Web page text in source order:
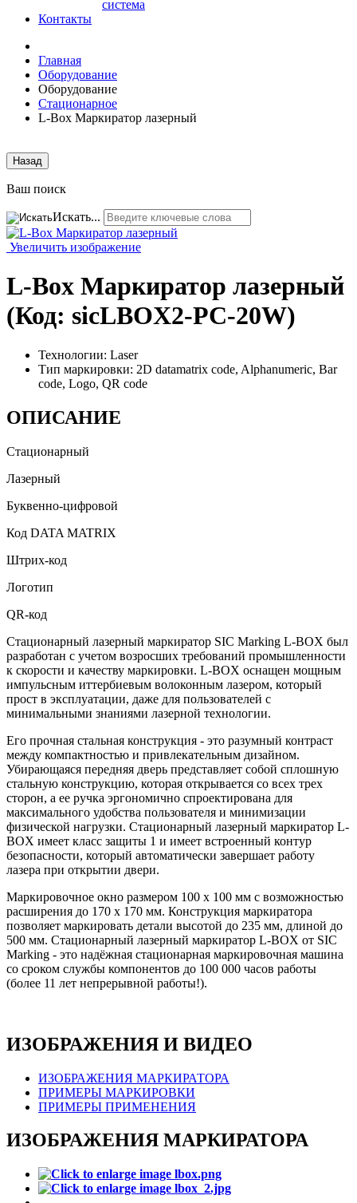
система
Контакты
Главная
Оборудование
Оборудование
Стационарное
L-Box Маркиратор лазерный
Назад
Ваш поиск
Искать...
Увеличить изображение
L-Box Маркиратор лазерный
(Код: sicLBOX2-PC-20W)
Технологии: Laser
Тип маркировки: 2D datamatrix code, Alphanumeric, Bar
code, Logo, QR code
ОПИСАНИЕ
Стационарный
Лазерный
Буквенно-цифровой
Код DATA MATRIX
Штрих-код
Логотип
QR-код
Стационарный лазерный маркиратор SIC Marking L-BOX был
разработан с учетом возросших требований промышленности
к скорости и качеству маркировки. L-BOX оснащен мощным
импульсным иттербиевым волоконным лазером, который
прост в эксплуатации, даже для пользователей с
минимальными знаниями лазерной технологии.
Его прочная стальная конструкция - это разумный контраст
между компактностью и привлекательным дизайном.
Убирающаяся передняя дверь представляет собой сплошную
стальную конструкцию, которая открывается со всех трех
сторон, а ее ручка эргономично спроектирована для
максимального удобства пользователя и минимизации
физической нагрузки. Стационарный лазерный маркиратор L-
BOX имеет класс защиты 1 и имеет встроенный контур
безопасности, который автоматически завершает работу
лазера при открытии двери.
Маркировочное окно размером 100 х 100 мм с возможностью
расширения до 170 х 170 мм. Конструкция маркиратора
позволяет маркировать детали высотой до 235 мм, длиной до
500 мм. Стационарный лазерный маркиратор L-BOX от SIC
Marking - это надёжная стационарная маркировочная машина
со сроком службы компонентов до 100 000 часов работы
(более 11 лет непрерывной работы!).
ИЗОБРАЖЕНИЯ И ВИДЕО
ИЗОБРАЖЕНИЯ МАРКИРАТОРА
ПРИМЕРЫ МАРКИРОВКИ
ПРИМЕРЫ ПРИМЕНЕНИЯ
ИЗОБРАЖЕНИЯ МАРКИРАТОРА